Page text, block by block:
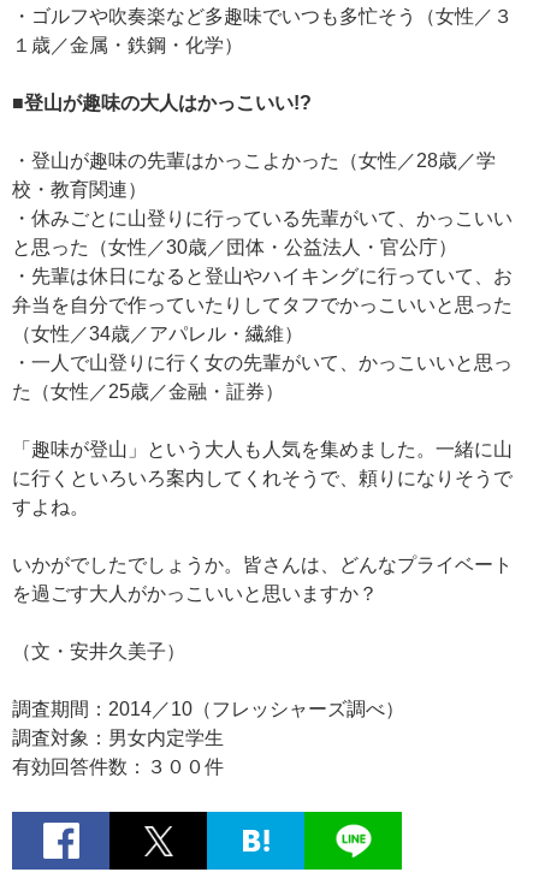
・ゴルフや吹奏楽など多趣味でいつも多忙そう（女性／３
１歳／金属・鉄鋼・化学）
■登山が趣味の大人はかっこいい!?
・登山が趣味の先輩はかっこよかった（女性／28歳／学
校・教育関連）
・休みごとに山登りに行っている先輩がいて、かっこいい
と思った（女性／30歳／団体・公益法人・官公庁）
・先輩は休日になると登山やハイキングに行っていて、お
弁当を自分で作っていたりしてタフでかっこいいと思った
（女性／34歳／アパレル・繊維）
・一人で山登りに行く女の先輩がいて、かっこいいと思っ
た（女性／25歳／金融・証券）
「趣味が登山」という大人も人気を集めました。一緒に山
に行くといろいろ案内してくれそうで、頼りになりそうで
すよね。
いかがでしたでしょうか。皆さんは、どんなプライベート
を過ごす大人がかっこいいと思いますか？
（文・安井久美子）
調査期間：2014／10（フレッシャーズ調べ）
調査対象：男女内定学生
有効回答件数：３００件